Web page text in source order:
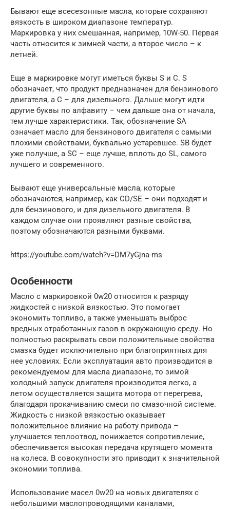
Бывают еще всесезонные масла, которые сохраняют
вязкость в широком диапазоне температур.
Маркировка у них смешанная, например, 10W-50. Первая
часть относится к зимней части, а второе число – к
летней.
Еще в маркировке могут иметься буквы S и C. S
обозначает, что продукт предназначен для бензинового
двигателя, а C – для дизельного. Дальше могут идти
другие буквы по алфавиту – чем дальше она от начала,
тем лучше характеристики. Так, обозначение SA
означает масло для бензинового двигателя с самыми
плохими свойствами, буквально устаревшее. SB будет
уже получше, а SC – еще лучше, вплоть до SL, самого
лучшего и современного.
Бывают еще универсальные масла, которые
обозначаются, например, как CD/SE – они подходят и
для бензинового, и для дизельного двигателя. В
каждом случае они проявляют разные свойства,
поэтому обозначаются разными буквами.
https://youtube.com/watch?v=DM7yGjna-ms
Особенности
Масло с маркировкой 0w20 относится к разряду
жидкостей с низкой вязкостью. Это помогает
экономить топливо, а также уменьшать выброс
вредных отработанных газов в окружающую среду. Но
полностью раскрывать свои положительные свойства
смазка будет исключительно при благоприятных для
нее условиях. Если эксплуатация авто производится в
рекомендуемом для масла диапазоне, то зимой
холодный запуск двигателя производится легко, а
летом осуществляется защита мотора от перегрева,
благодаря прокачиванию смеси по смазочной системе.
Жидкость с низкой вязкостью оказывает
положительное влияние на работу привода –
улучшается теплоотвод, понижается сопротивление,
обеспечивается высокая передача крутящего момента
на колеса. В совокупности это приводит к значительной
экономии топлива.
Использование масел 0w20 на новых двигателях с
небольшими маслопроводящими каналами,